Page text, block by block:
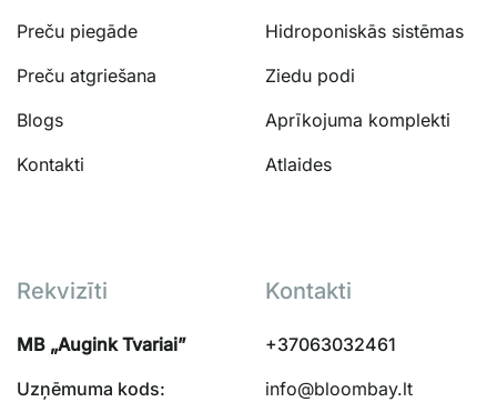
Preču piegāde
Preču atgriešana
Blogs
Kontakti
Hidroponiskās sistēmas
Ziedu podi
Aprīkojuma komplekti
Atlaides
Rekvizīti
MB „Augink Tvariai”
Uzņēmuma kods:
Kontakti
+37063032461
info@bloombay.lt